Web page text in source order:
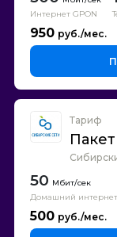
Интернет GPON
950
Тариф
50
Домашний интернет
500